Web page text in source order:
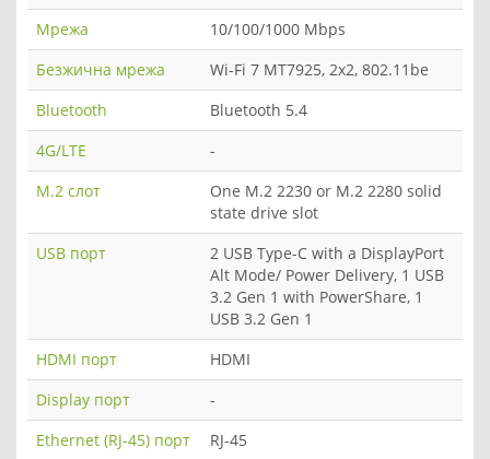
Мрежа
10/100/1000 Mbps
Безжична мрежа
Wi-Fi 7 MT7925, 2x2, 802.11be
Bluetooth
Bluetooth 5.4
4G/LTE
-
M.2 слот
One M.2 2230 or M.2 2280 solid
state drive slot
USB порт
2 USB Type-C with a DisplayPort
Alt Mode/ Power Delivery, 1 USB
3.2 Gen 1 with PowerShare, 1
USB 3.2 Gen 1
HDMI порт
HDMI
Display порт
-
Ethernet (RJ-45) порт
RJ-45